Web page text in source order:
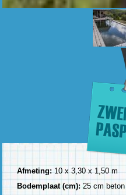
Afmeting:10 x 3,30 x 1,50 m
Bodemplaat (cm):25 cm beton